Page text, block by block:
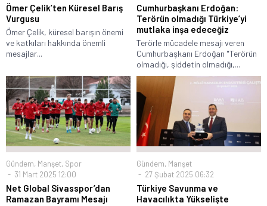
Ömer Çelik’ten Küresel Barış
Vurgusu
Ömer Çelik, küresel barışın önemi
ve katkıları hakkında önemli
mesajlar...
Cumhurbaşkanı Erdoğan:
Terörün olmadığı Türkiye’yi
mutlaka inşa edeceğiz
Terörle mücadele mesajı veren
Cumhurbaşkanı Erdoğan "Terörün
olmadığı, şiddetin olmadığı,...
Gündem, Manşet, Spor
31 Mart 2025 12:00
Net Global Sivasspor’dan
Ramazan Bayramı Mesajı
Gündem, Manşet
27 Şubat 2025 06:32
Türkiye Savunma ve
Havacılıkta Yükselişte